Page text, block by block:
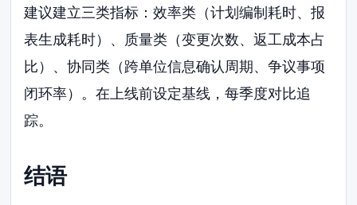
建议建立三类指标：效率类（计划编制耗时、报
表生成耗时）、质量类（变更次数、返工成本占
比）、协同类（跨单位信息确认周期、争议事项
闭环率）。在上线前设定基线，每季度对比追
踪。
结语